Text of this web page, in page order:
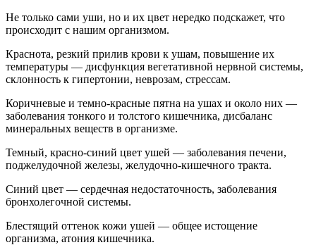
Не только сами уши, но и их цвет нередко подскажет, что
происходит с нашим организмом.
Краснота, резкий прилив крови к ушам, повышение их
температуры — дисфункция вегетативной нервной системы,
склонность к гипертонии, неврозам, стрессам.
Коричневые и темно-красные пятна на ушах и около них —
заболевания тонкого и толстого кишечника, дисбаланс
минеральных веществ в организме.
Темный, красно-синий цвет ушей — заболевания печени,
поджелудочной железы, желудочно-кишечного тракта.
Синий цвет — сердечная недостаточность, заболевания
бронхолегочной системы.
Блестящий оттенок кожи ушей — общее истощение
организма, атония кишечника.